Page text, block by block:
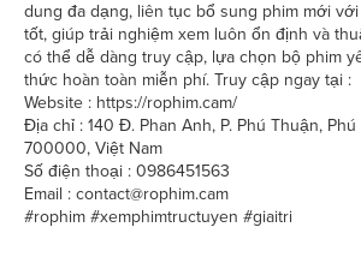
dung đa dạng, liên tục bổ sung phim mới
tốt, giúp trải nghiệm xem luôn ổn định và
có thể dễ dàng truy cập, lựa chọn bộ phim
thức hoàn toàn miễn phí. Truy cập ngay tại :
Website : https://rophim.cam/
Địa chỉ : 140 Đ. Phan Anh, P. Phú Thuận,
700000, Việt Nam
Số điện thoại : 0986451563
Email : contact@rophim.cam
#rophim #xemphimtructuyen #giaitri